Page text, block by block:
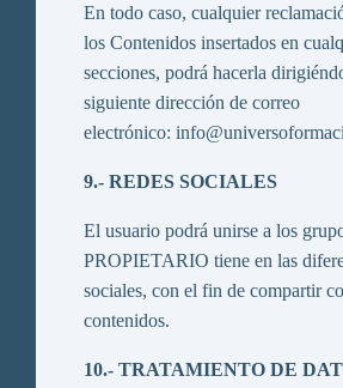
En todo caso, cualquier
los Contenidos insertados en
secciones, podrá hacerla
siguiente dirección de correo
electrónico:
9.- REDES SOCIALES
El usuario podrá unirse a los
PROPIETARIO tiene en las
sociales, con el fin de compartir
contenidos.
10.- TRATAMIENTO DE